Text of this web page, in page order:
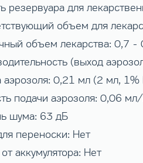
резервуара для
объем для
объем лекарства: 0,7 -
(выход
аэрозоля: 0,21 мл (2 мл, 1%
подачи аэрозоля: 0,06
шума: 63 дБ
переноски: Нет
аккумулятора: Нет